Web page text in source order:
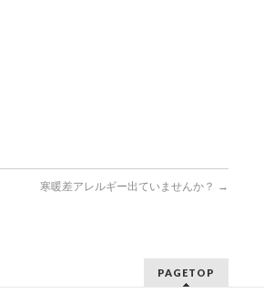
寒暖差アレルギー出ていませんか？ →
PAGETOP